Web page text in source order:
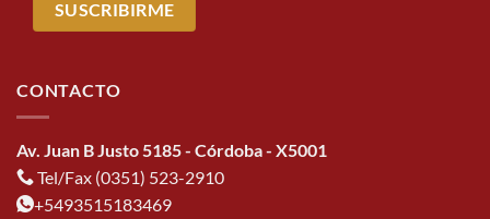
CONTACTO
Av. Juan B Justo 5185 - Córdoba - X5001
Tel/Fax (0351) 523-2910
+5493515183469